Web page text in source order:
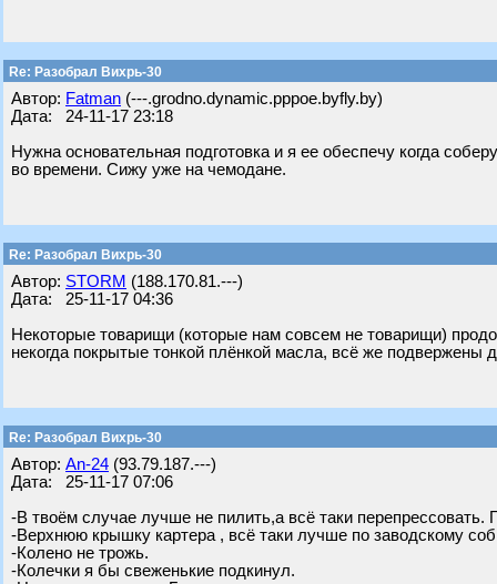
Re: Разобрал Вихрь-30
Автор: Fatman (---.grodno.dynamic.pppoe.byfly.by)
Дата: 24-11-17 23:18
Нужна основательная подготовка и я ее обеспечу когда
во времени. Сижу уже на чемодане.
Re: Разобрал Вихрь-30
Автор: STORM (188.170.81.---)
Дата: 25-11-17 04:36
Некоторые товарищи (которые нам совсем не товарищи)
некогда покрытые тонкой плёнкой масла, всё же подвержены
Re: Разобрал Вихрь-30
Автор: An-24 (93.79.187.---)
Дата: 25-11-17 07:06
-В твоём случае лучше не пилить,а всё таки
-Верхнюю крышку картера , всё таки лучше по заводскому
-Колено не трожь.
-Колечки я бы свеженькие подкинул.